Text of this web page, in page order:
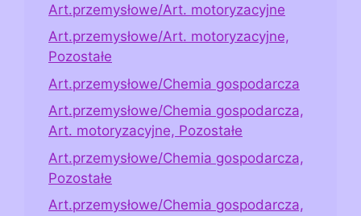
Art.przemysłowe/Art. motoryzacyjne
Art.przemysłowe/Art. motoryzacyjne,
Pozostałe
Art.przemysłowe/Chemia gospodarcza
Art.przemysłowe/Chemia gospodarcza,
Art. motoryzacyjne, Pozostałe
Art.przemysłowe/Chemia gospodarcza,
Pozostałe
Art.przemysłowe/Chemia gospodarcza,